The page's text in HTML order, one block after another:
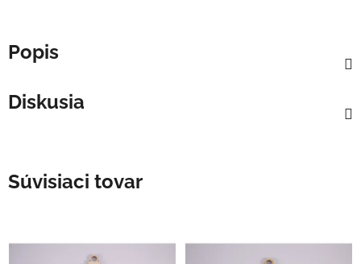
Popis
Diskusia
Súvisiaci tovar